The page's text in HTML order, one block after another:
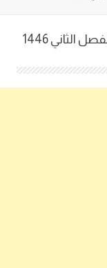
اختبار نهائي التربية البدنية رابع ابتدائي الفصل الثاني 1446